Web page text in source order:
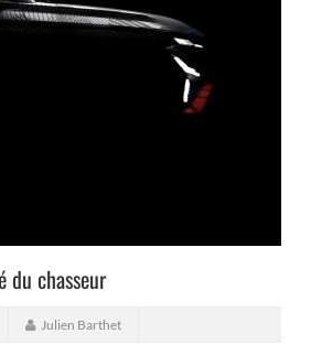
du chasseur
Julien Barthet